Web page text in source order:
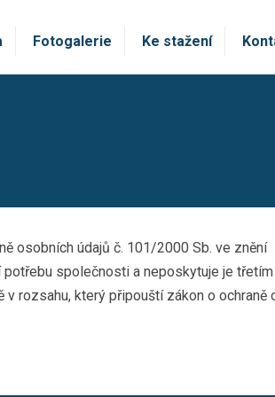
Fotogalerie Ke stažení
osobních údajů č. 101/2000 Sb. ve znění
potřebu společnosti a neposkytuje je třetím
rozsahu, který připouští zákon o ochraně